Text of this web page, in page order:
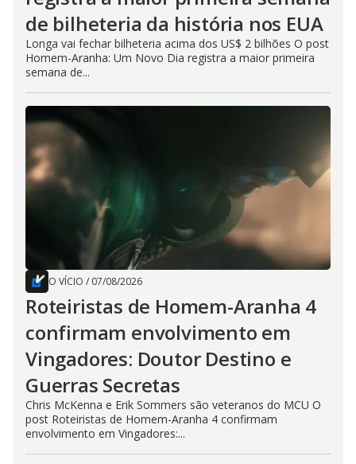
de bilheteria da história nos EUA
Longa vai fechar bilheteria acima dos US$ 2 bilhões O post
Homem-Aranha: Um Novo Dia registra a maior primeira
semana de...
O VÍCIO / 07/08/2026
Roteiristas de Homem-Aranha 4
confirmam envolvimento em
Vingadores: Doutor Destino e
Guerras Secretas
Chris McKenna e Erik Sommers são veteranos do MCU O
post Roteiristas de Homem-Aranha 4 confirmam
envolvimento em Vingadores:...